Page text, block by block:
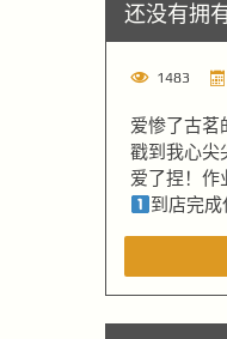
还没有拥
1483
爱惨了古茗
戳到我心尖
爱了捏！作
到店完成